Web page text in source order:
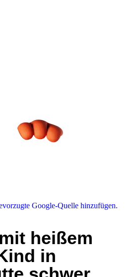
Google-Quelle hinzufügen.
heißem
in